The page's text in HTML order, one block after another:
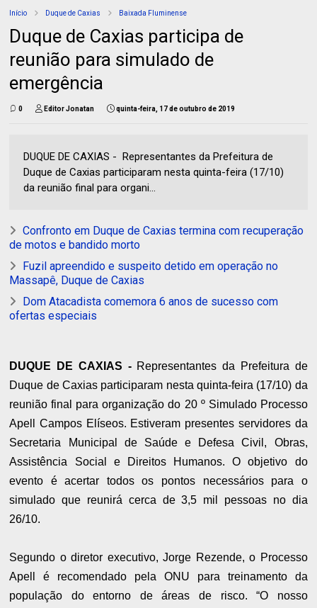
Início Duque de Caxias Baixada Fluminense
Duque de Caxias participa de
reunião para simulado de
emergência
0 Editor Jonatan quinta-feira, 17 de outubro de 2019
DUQUE DE CAXIAS - Representantes da Prefeitura de
Duque de Caxias participaram nesta quinta-feira (17/10)
da reunião final para organi...
Confronto em Duque de Caxias termina com recuperação
de motos e bandido morto
Fuzil apreendido e suspeito detido em operação no
Massapê, Duque de Caxias
Dom Atacadista comemora 6 anos de sucesso com
ofertas especiais
DUQUE DE CAXIAS - Representantes da Prefeitura de
Duque de Caxias participaram nesta quinta-feira (17/10) da
reunião final para organização do 20 º Simulado Processo
Apell Campos Elíseos. Estiveram presentes servidores da
Secretaria Municipal de Saúde e Defesa Civil, Obras,
Assistência Social e Direitos Humanos. O objetivo do
evento é acertar todos os pontos necessários para o
simulado que reunirá cerca de 3,5 mil pessoas no dia
26/10.
Segundo o diretor executivo, Jorge Rezende, o Processo
Apell é recomendado pela ONU para treinamento da
população do entorno de áreas de risco. “O nosso